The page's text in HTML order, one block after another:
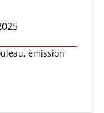
émission